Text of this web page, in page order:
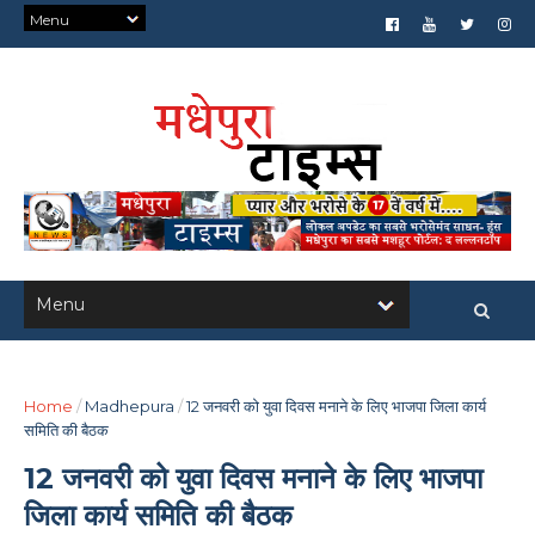
Home / Madhepura /12 जनवरी को युवा दिवस मनाने के लिए भाजपा जिला कार्य
समिति की बैठक
12 जनवरी को युवा दिवस मनाने के लिए भाजपा
जिला कार्य समिति की बैठक